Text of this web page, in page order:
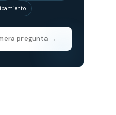
pregunta →